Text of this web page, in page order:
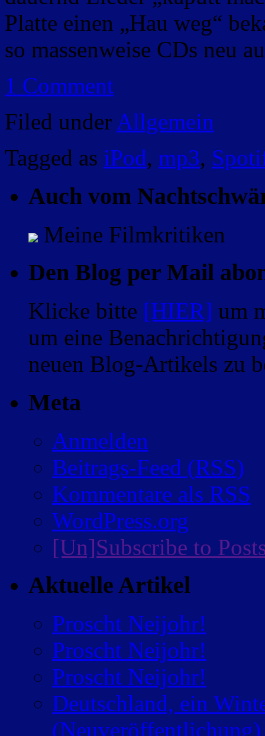
Platte einen „Hau weg“
so massenweise CDs neu
1 Comment
Filed under Allgemein
Tagged as iPod, mp3,
Auch vom
Meine Filmkritiken
Den Blog per Mail
Klicke bitte [HIER] um
um eine
neuen Blog-Artikels zu
Meta
Anmelden
Beitrags-Feed (RSS)
Kommentare als RSS
WordPress.org
[Un]Subscribe to
Aktuelle Artikel
Proscht Neijohr!
Proscht Neijohr!
Proscht Neijohr!
Deutschland, ein
(Neuveröffentlichung)